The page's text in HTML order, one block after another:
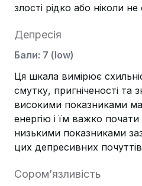
злості рідко або ніколи
Депресія
Бали: 7 (low)
Ця шкала вимірює
смутку, пригніченості та
високими показниками
енергію і їм важко
низькими показниками
цих депресивних
Сором’язливість